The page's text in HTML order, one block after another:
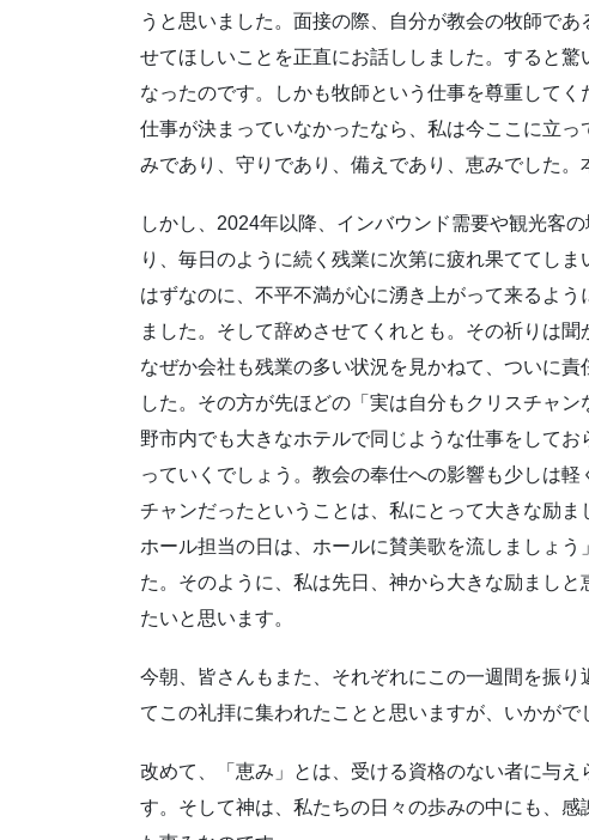
うと思いました。面接の際、自分が教会の牧師で
せてほしいことを正直にお話ししました。すると
なったのです。しかも牧師という仕事を尊重して
仕事が決まっていなかったなら、私は今ここに立
みであり、守りであり、備えであり、恵みでした。
しかし、2024年以降、インバウンド需要や観光客
り、毎日のように続く残業に次第に疲れ果ててし
はずなのに、不平不満が心に湧き上がって来るよ
ました。そして辞めさせてくれとも。その祈りは
なぜか会社も残業の多い状況を見かねて、ついに
した。その方が先ほどの「実は自分もクリスチャ
野市内でも大きなホテルで同じような仕事をして
っていくでしょう。教会の奉仕への影響も少しは
チャンだったということは、私にとって大きな励
ホール担当の日は、ホールに賛美歌を流しましょ
た。そのように、私は先日、神から大きな励まし
たいと思います。
今朝、皆さんもまた、それぞれにこの一週間を振
てこの礼拝に集われたことと思いますが、いかがで
改めて、「恵み」とは、受ける資格のない者に与
す。そして神は、私たちの日々の歩みの中にも、